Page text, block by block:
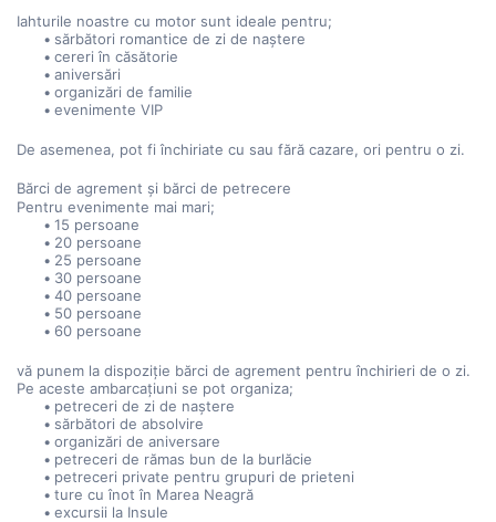
Iahturile noastre cu motor sunt ideale pentru;
sărbători romantice de zi de naștere
cereri în căsătorie
aniversări
organizări de familie
evenimente VIP
De asemenea, pot fi închiriate cu sau fără cazare, ori pentru o zi.
Bărci de agrement și bărci de petrecere
Pentru evenimente mai mari;
15 persoane
20 persoane
25 persoane
30 persoane
40 persoane
50 persoane
60 persoane
vă punem la dispoziție bărci de agrement pentru închirieri de o zi.
Pe aceste ambarcațiuni se pot organiza;
petreceri de zi de naștere
sărbători de absolvire
organizări de aniversare
petreceri de rămas bun de la burlăcie
petreceri private pentru grupuri de prieteni
ture cu înot în Marea Neagră
excursii la Insule